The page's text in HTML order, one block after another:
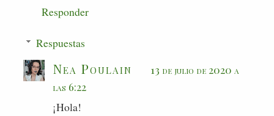
Responder
Respuestas
Nea Poulain
13 de julio de 2020 a
las 6:22
¡Hola!